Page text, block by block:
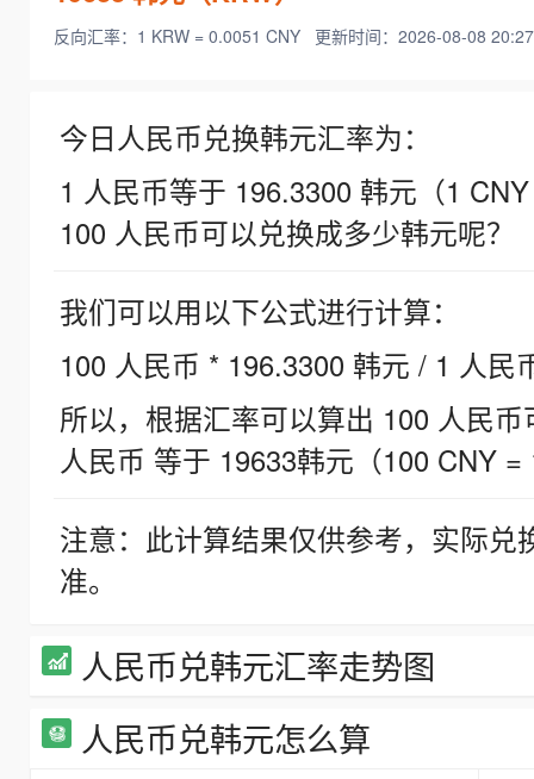
反向汇率：1 KRW = 0.0051 CNY 更新时间：2026-08-08
今日人民币兑换韩元汇率为：
1 人民币等于 196.3300 韩元（1
100 人民币可以兑换成多少韩元呢？
我们可以用以下公式进行计算：
100 人民币 * 196.3300 韩元 / 1 人民
所以，根据汇率可以算出 100 人民
人民币 等于 19633韩元（100 CNY =
注意：此计算结果仅供参考，实际
准。
人民币兑韩元汇率走势图
人民币兑韩元怎么算